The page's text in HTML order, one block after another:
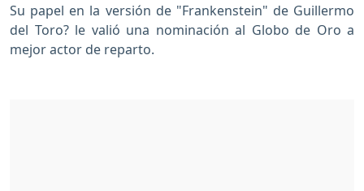
Su papel en la versión de "Frankenstein" de Guillermo
del Toro? le valió una nominación al Globo de Oro a
mejor actor de reparto.